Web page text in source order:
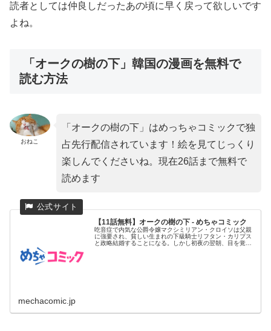
読者としては仲良しだったあの頃に早く戻って欲しいです
よね。
「オークの樹の下」韓国の漫画を無料で
読む方法
おねこ
「オークの樹の下」はめっちゃコミックで独
占先行配信されています！絵を見てじっくり
楽しんでくださいね。現在26話まで無料で
読めます
【11話無料】オークの樹の下 - めちゃコミック
吃音症で内気な公爵令嬢マクシミリアン・クロイソは父親
に強要され、貧しい生まれの下級騎士リフタン・カリプス
と政略結婚することになる。しかし初夜の翌朝、目を覚ま
mechacomic.jp